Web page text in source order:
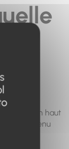
à
en haut
le contenu